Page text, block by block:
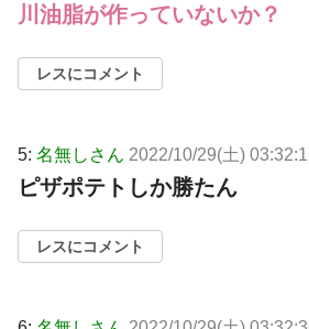
川油脂が作っていないか？
レスにコメント
5: 名無しさん 2022/10/29(土)
ピザポテトしか勝たん
レスにコメント